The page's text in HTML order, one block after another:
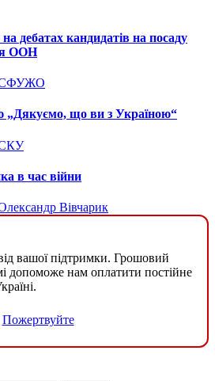
дебатах кандидатів на посаду
ООН
що ви з Україною“
в час війни
Вівчарик
вашої підтримки. Грошовий
допоможе нам оплатити постійне
Пожертвуйте